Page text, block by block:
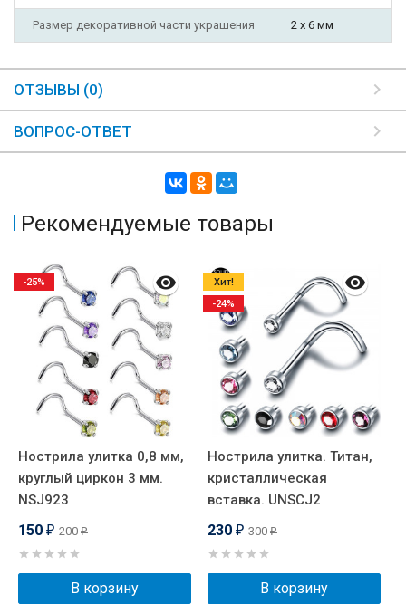
Размер декоративной части украшения 2 х 6 мм
ОТЗЫВЫ (0)
ВОПРОС-ОТВЕТ
Рекомендуемые товары
Нострила улитка 0,8 мм,
круглый циркон 3 мм.
NSJ923
150 ₽ 200₽
В корзину
-25%
Нострила улитка. Титан,
кристаллическая
вставка. UNSCJ2
230 ₽ 300₽
В корзину
Хит!
-24%